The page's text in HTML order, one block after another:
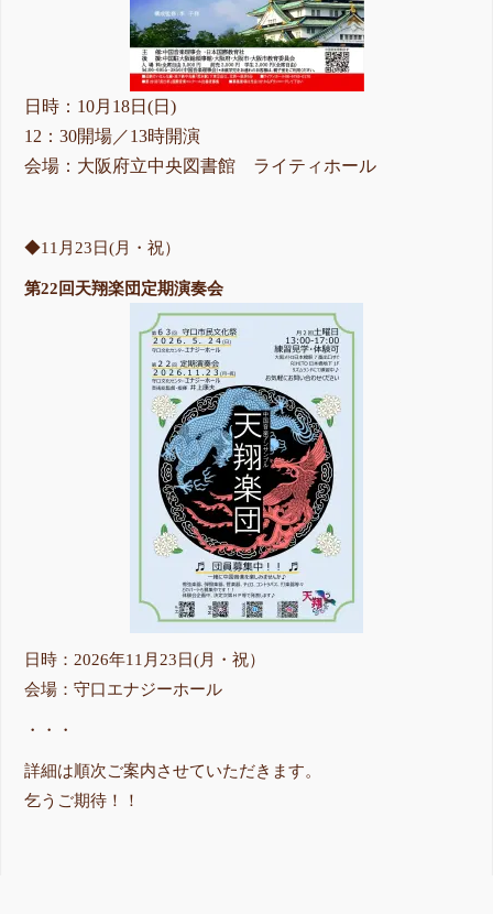
日時：10月18日(日)
12：30開場／13時開演
会場：大阪府立中央図書館 ライティホール
◆11月23日(月・祝）
第22回天翔楽団定期演奏会
日時：2026年11月23日(月・祝）
会場：守口エナジーホール
・・・
詳細は順次ご案内させていただきます。
乞うご期待！！